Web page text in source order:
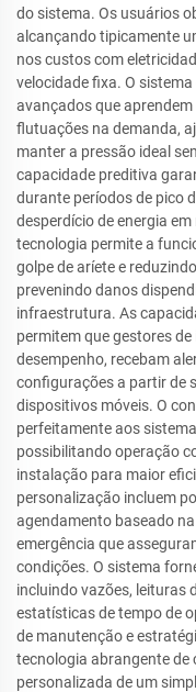
do sistema. Os usuários
alcançando tipicamente
nos custos com
velocidade fixa. O
avançados que
flutuações na demanda,
manter a pressão ideal
capacidade preditiva
durante períodos de pico
desperdício de energia
tecnologia permite a
golpe de aríete e
prevenindo danos
infraestrutura. As
permitem que gestores
desempenho, recebam
configurações a partir de
dispositivos móveis. O
perfeitamente aos
possibilitando operação
instalação para maior
personalização incluem
agendamento baseado
emergência que
condições. O sistema
incluindo vazões, leituras
estatísticas de tempo de
de manutenção e
tecnologia abrangente
personalizada de um